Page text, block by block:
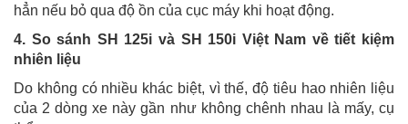
hẳn nếu bỏ qua độ ồn của cục máy khi hoạt động.
4. So sánh SH 125i và SH 150i Việt Nam về tiết kiệm
nhiên liệu
Do không có nhiều khác biệt, vì thế, độ tiêu hao nhiên liệu
của 2 dòng xe này gần như không chênh nhau là mấy, cụ